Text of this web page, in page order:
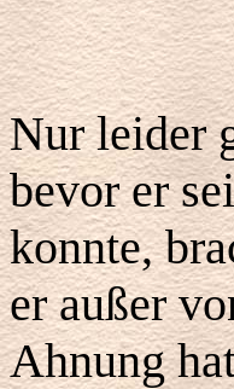
Nur leider
bevor er
konnte,
er außer
Ahnung